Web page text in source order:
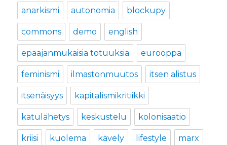
anarkismi autonomia blockupy
commons demo english
epäajanmukaisia totuuksia eurooppa
feminismi ilmastonmuutos itsen alistus
itsenäisyys kapitalismikritiikki
katulähetys keskustelu kolonisaatio
kriisi kuolema kävely lifestyle marx